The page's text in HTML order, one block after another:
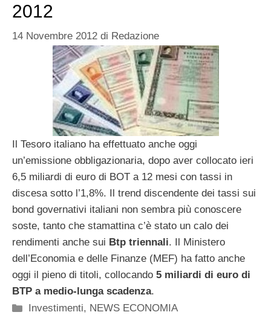
2012
14 Novembre 2012 di Redazione
Il Tesoro italiano ha effettuato anche oggi
un’emissione obbligazionaria, dopo aver collocato ieri
6,5 miliardi di euro di BOT a 12 mesi con tassi in
discesa sotto l’1,8%. Il trend discendente dei tassi sui
bond governativi italiani non sembra più conoscere
soste, tanto che stamattina c’è stato un calo dei
rendimenti anche sui Btp triennali. Il Ministero
dell’Economia e delle Finanze (MEF) ha fatto anche
oggi il pieno di titoli, collocando 5 miliardi di euro di
BTP a medio-lunga scadenza.
Categorie
Investimenti, NEWS ECONOMIA